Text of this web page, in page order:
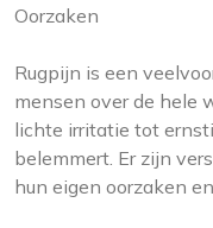
Oorzaken
Rugpijn is een
mensen over de hele
lichte irritatie tot
belemmert. Er zijn
hun eigen oorzaken